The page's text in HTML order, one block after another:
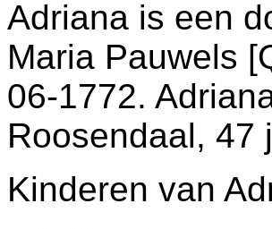
Adriana is een
Maria Pauwels
06-1772.
Roosendaal, 47
Kinderen van